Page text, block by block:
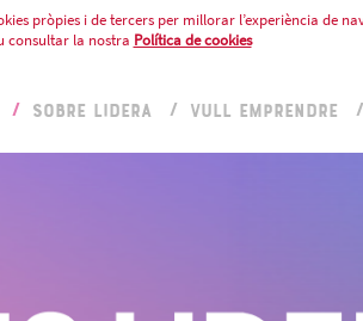
pròpies i de tercers per millorar l’experiència de
consultar la nostra Política de cookies
SOBRE LIDERA VULL EMPRENDRE